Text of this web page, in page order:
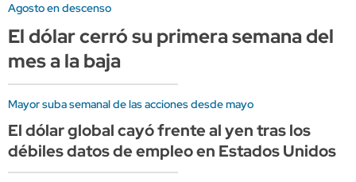
Agosto en descenso
El dólar cerró su primera semana del
mes a la baja
Mayor suba semanal de las acciones desde mayo
El dólar global cayó frente al yen tras los
débiles datos de empleo en Estados Unidos